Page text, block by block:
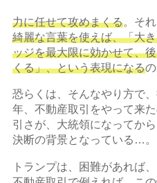
力に任せて攻めまくる。それ
綺麗な言葉を使えば、「大
ッジを最大限に効かせて、
くる」、という表現になるの
恐らくは、そんなやり方で
年、不動産取引をやって来
引さが、大統領になってか
決断の背景となっている…。
トランプは、困難があれば